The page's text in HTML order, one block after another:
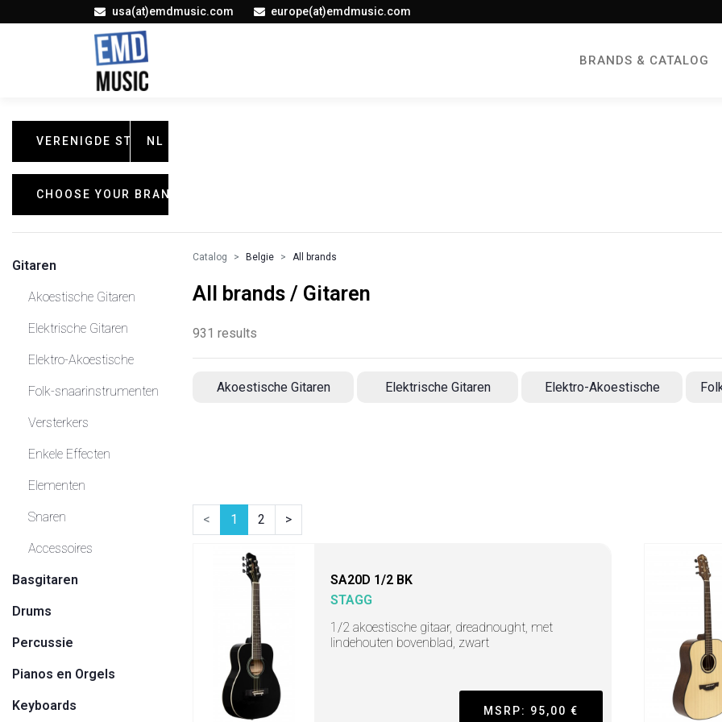
usa(at)emdmusic.com europe(at)emdmusic.com
BRANDS & CATALOG
VERENIGDE STATEN
NL
CHOOSE YOUR BRAND
Gitaren
Akoestische Gitaren
Elektrische Gitaren
Elektro-Akoestische
Folk-snaarinstrumenten
Versterkers
Enkele Effecten
Elementen
Snaren
Accessoires
Basgitaren
Drums
Percussie
Pianos en Orgels
Keyboards
Catalog Belgie All brands
All brands / Gitaren
931 results
Akoestische Gitaren Elektrische Gitaren Elektro-Akoestische
< 1 2 >
SA20D 1/2 BK
STAGG
1/2 akoestische gitaar, dreadnought, met
lindehouten bovenblad, zwart
MSRP: 95,00 €